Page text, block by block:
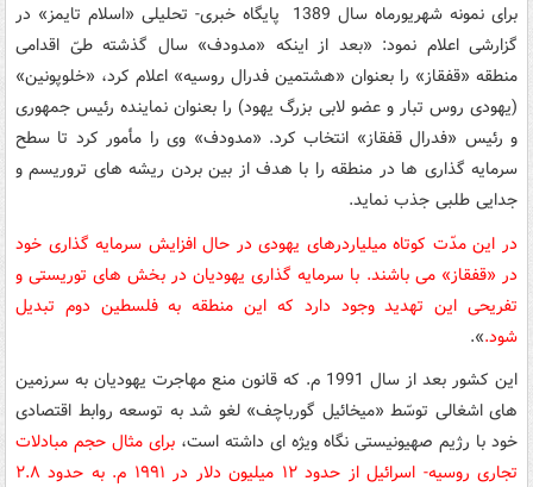
برای نمونه شهریورماه سال 1389 پایگاه خبری- تحلیلی «اسلام تایمز» در
گزارشی اعلام نمود: «بعد از اینکه «مدودف» سال گذشته طیّ اقدامی
منطقه «قفقاز» را بعنوان «هشتمین فدرال روسیه» اعلام کرد، «خلوپونین»
(یهودی روس تبار و عضو لابی بزرگ یهود) را بعنوان نماینده رئیس جمهوری
و رئیس «فدرال قفقاز» انتخاب کرد. «مدودف» وی را مأمور کرد تا سطح
سرمایه گذاری ها در منطقه را با هدف از بین بردن ریشه های تروریسم و
جدایی طلبی جذب نماید.
در این مدّت کوتاه میلیاردرهای یهودی در حال افزایش سرمایه گذاری خود
در «قفقاز» می باشند. با سرمایه گذاری یهودیان در بخش های توریستی و
تفریحی این تهدید وجود دارد که این منطقه به فلسطین دوم تبدیل
شود.».
این کشور بعد از سال 1991 م. که قانون منع مهاجرت یهودیان به سرزمین
های اشغالی توسّط «میخائیل گورباچف» لغو شد به توسعه روابط اقتصادی
خود با رژیم صهیونیستی نگاه ویژه ای داشته است، برای مثال حجم مبادلات
تجاری روسیه- اسرائیل از حدود ١٢ میلیون دلار در ١٩٩١ م. به حدود ٢.٨